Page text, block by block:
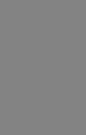
cookies.
από το
χρήστης
που μπορεί να
χρήστης πριν